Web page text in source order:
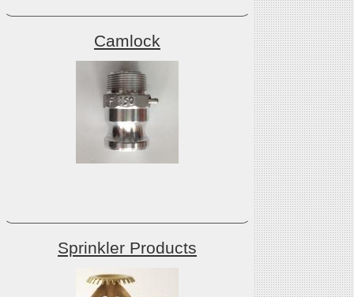
Camlock
Sprinkler Products